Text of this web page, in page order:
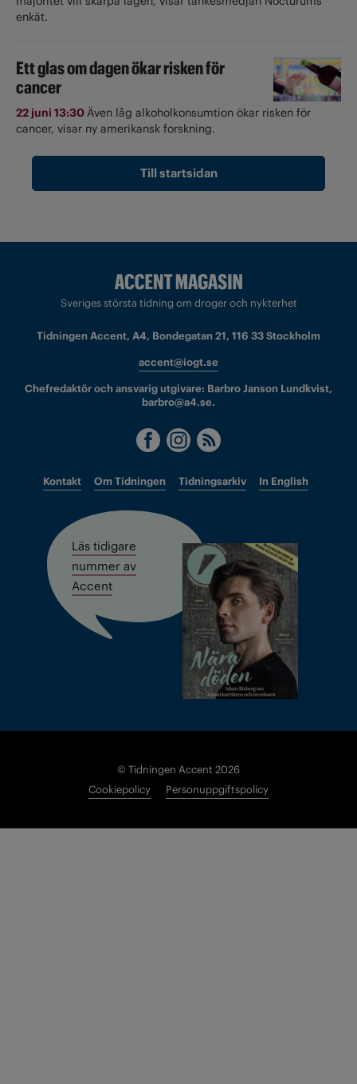
enkät.
Ett glas om dagen ökar risken för
cancer
22 juni 13:30Även låg alkoholkonsumtion ökar risken för
cancer, visar ny amerikansk forskning.
Till startsidan
Sveriges största tidning om droger och nykterhet
Tidningen Accent, A4, Bondegatan 21, 116 33 Stockholm
accent@iogt.se
Chefredaktör och ansvarig utgivare: Barbro Janson Lundkvist,
barbro@a4.se.
Kontakt Om Tidningen Tidningsarkiv In English
Läs tidigare
nummer av
Accent
© Tidningen Accent 2026
Cookiepolicy
Personuppgiftspolicy